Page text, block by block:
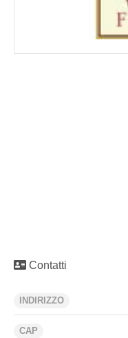
Contatti
INDIRIZZO
CAP